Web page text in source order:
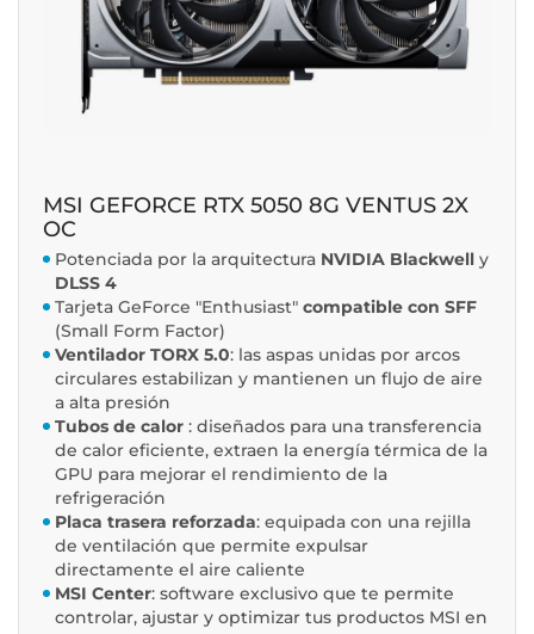
MSI GEFORCE RTX 5050 8G VENTUS 2X
OC
Potenciada por la arquitectura NVIDIA Blackwell y
DLSS 4
Tarjeta GeForce "Enthusiast" compatible con SFF
(Small Form Factor)
Ventilador TORX 5.0: las aspas unidas por arcos
circulares estabilizan y mantienen un flujo de aire
a alta presión
Tubos de calor : diseñados para una transferencia
de calor eficiente, extraen la energía térmica de la
GPU para mejorar el rendimiento de la
refrigeración
Placa trasera reforzada: equipada con una rejilla
de ventilación que permite expulsar
directamente el aire caliente
MSI Center: software exclusivo que te permite
controlar, ajustar y optimizar tus productos MSI en